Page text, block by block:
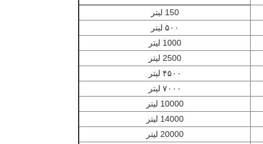
150 لیتر
۵۰۰ لیتر
1000 لیتر
2500 لیتر
۴۵۰۰ لیتر
۷۰۰۰ لیتر
10000 لیتر
14000 لیتر
20000 لیتر